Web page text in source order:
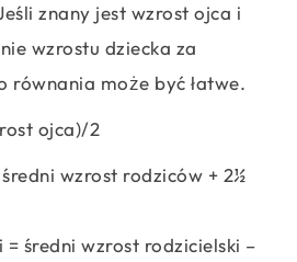
znany jest wzrost ojca i
wzrostu dziecka za
równania może być łatwe.
ojca)/2
wzrost rodziców + 2½
średni wzrost rodzicielski –